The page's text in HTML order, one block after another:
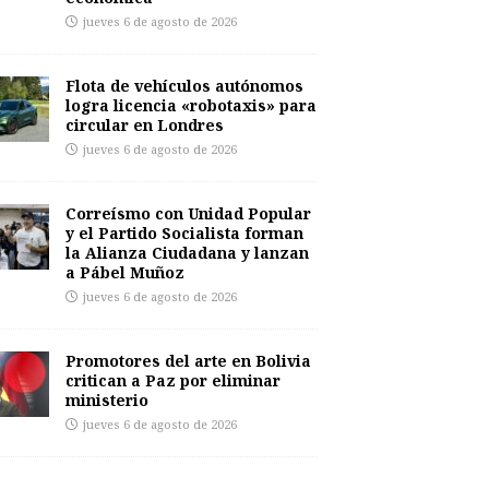
jueves 6 de agosto de 2026
Flota de vehículos autónomos
logra licencia «robotaxis» para
circular en Londres
jueves 6 de agosto de 2026
Correísmo con Unidad Popular
y el Partido Socialista forman
la Alianza Ciudadana y lanzan
a Pábel Muñoz
jueves 6 de agosto de 2026
Promotores del arte en Bolivia
critican a Paz por eliminar
ministerio
jueves 6 de agosto de 2026